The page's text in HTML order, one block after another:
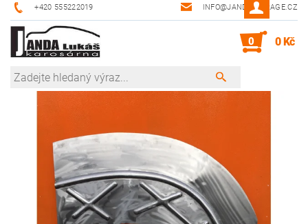
+420 555222019 INFO@JANDA-GARAGE.CZ
0 0 Kč